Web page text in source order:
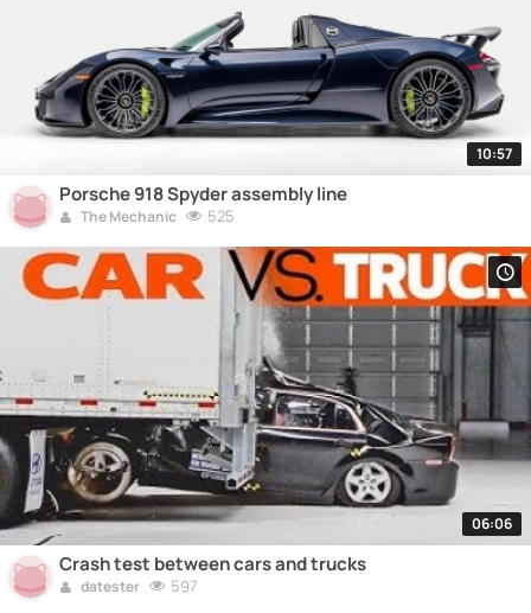
10:57
Porsche 918 Spyder assembly line
The Mechanic 525
06:06
Crash test between cars and trucks
datester 597